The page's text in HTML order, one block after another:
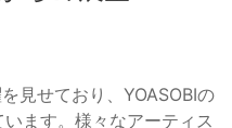
見せており、YOASOBIの
ます。様々なアーティス